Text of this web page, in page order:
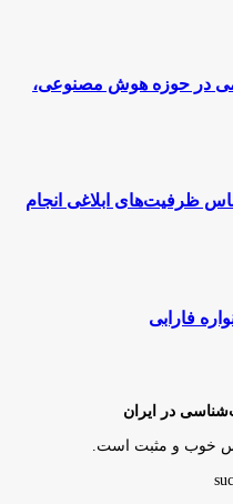
در حوزه هوش مصنوعی،
ظرفیت‌های ابلاغی انجام
فارابی
در ایران
خوب و مثبت است.